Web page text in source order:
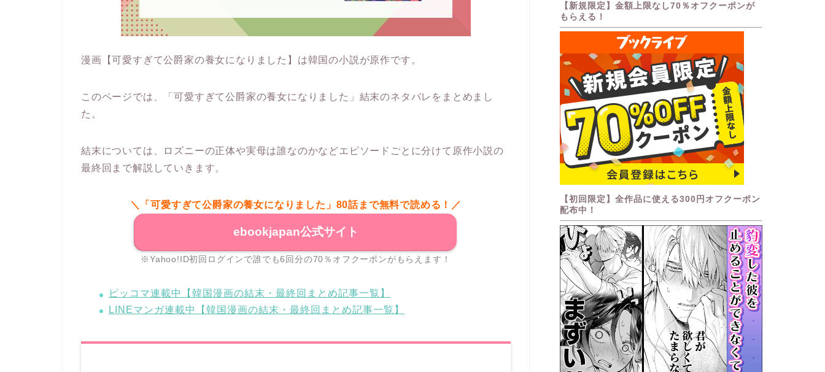
漫画【可愛すぎて公爵家の養女になりました】は韓国の小説が原作です。
このページでは、「可愛すぎて公爵家の養女になりました」結末のネタバレをまとめまし
た。
結末については、ロズニーの正体や実母は誰なのかなどエピソードごとに分けて原作小説の
最終回まで解説していきます。
＼「可愛すぎて公爵家の養女になりました」80話まで無料で読める！／
ebookjapan公式サイト
※Yahoo!ID初回ログインで誰でも6回分の70％オフクーポンがもらえます！
ピッコマ連載中【韓国漫画の結末・最終回まとめ記事一覧】
LINEマンガ連載中【韓国漫画の結末・最終回まとめ記事一覧】
【新規限定】金額上限なし70％オフクーポンが
もらえる！
【初回限定】全作品に使える300円オフクーポン
配布中！